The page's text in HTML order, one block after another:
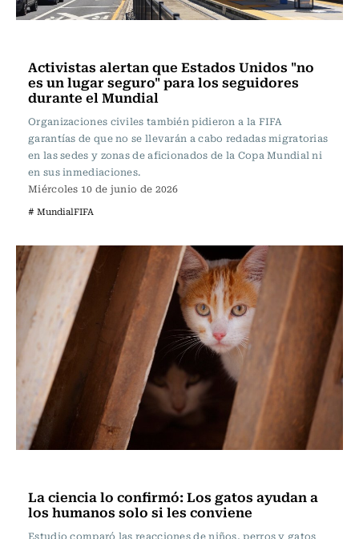
Activistas alertan que Estados Unidos "no
es un lugar seguro" para los seguidores
durante el Mundial
Organizaciones civiles también pidieron a la FIFA
garantías de que no se llevarán a cabo redadas migratorias
en las sedes y zonas de aficionados de la Copa Mundial ni
en sus inmediaciones.
Miércoles 10 de junio de 2026
# MundialFIFA
La ciencia lo confirmó: Los gatos ayudan a
los humanos solo si les conviene
Estudio comparó las reacciones de niños, perros y gatos